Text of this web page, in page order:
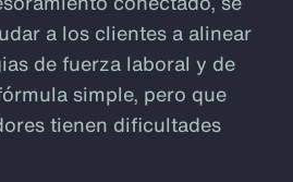
a los clientes a alinear
de fuerza laboral y de
simple, pero que
tienen dificultades